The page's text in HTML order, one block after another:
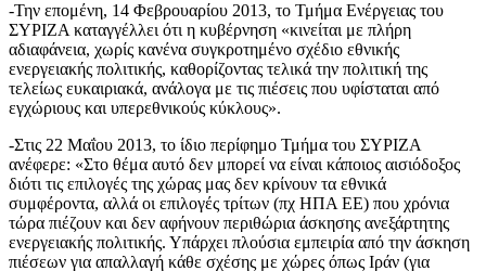
-Την επομένη, 14 Φεβρουαρίου 2013, το Τμήμα Ενέργειας του
ΣΥΡΙΖΑ καταγγέλλει ότι η κυβέρνηση «κινείται με πλήρη
αδιαφάνεια, χωρίς κανένα συγκροτημένο σχέδιο εθνικής
ενεργειακής πολιτικής, καθορίζοντας τελικά την πολιτική της
τελείως ευκαιριακά, ανάλογα με τις πιέσεις που υφίσταται από
εγχώριους και υπερεθνικούς κύκλους».
-Στις 22 Μαΐου 2013, το ίδιο περίφημο Τμήμα του ΣΥΡΙΖΑ
ανέφερε: «Στο θέμα αυτό δεν μπορεί να είναι κάποιος αισιόδοξος
διότι τις επιλογές της χώρας μας δεν κρίνουν τα εθνικά
συμφέροντα, αλλά οι επιλογές τρίτων (πχ ΗΠΑ ΕΕ) που χρόνια
τώρα πιέζουν και δεν αφήνουν περιθώρια άσκησης ανεξάρτητης
ενεργειακής πολιτικής. Υπάρχει πλούσια εμπειρία από την άσκηση
πιέσεων για απαλλαγή κάθε σχέσης με χώρες όπως Ιράν (για